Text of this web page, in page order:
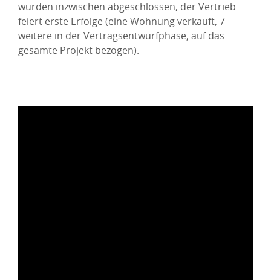
wurden inzwischen abgeschlossen, der Vertrieb
feiert erste Erfolge (eine Wohnung verkauft, 7
weitere in der Vertragsentwurfphase, auf das
gesamte Projekt bezogen).